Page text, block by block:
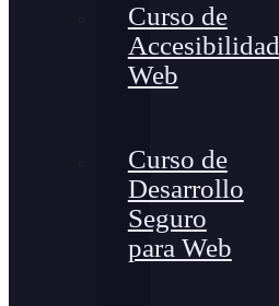
Curso de
Accesibilidad
Web
Curso de
Desarrollo
Seguro
para Web